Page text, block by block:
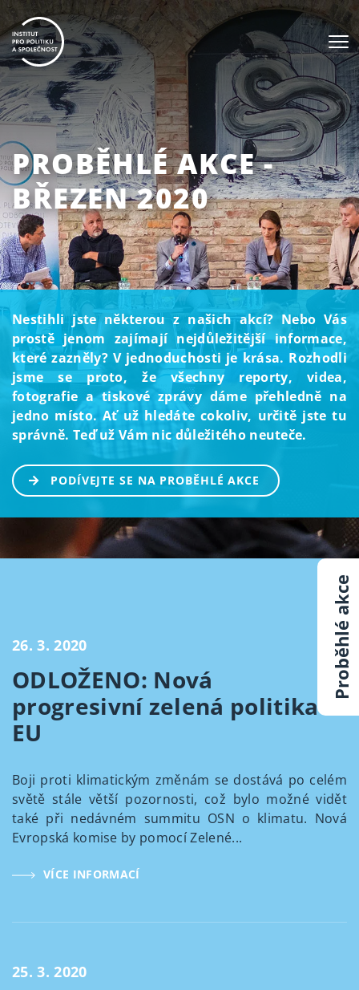
PROBĚHLÉ AKCE -
BŘEZEN 2020
Nestihli jste některou z našich akcí? Nebo Vás
prostě jenom zajímají nejdůležitější informace,
které zazněly? V jednoduchosti je krása. Rozhodli
jsme se proto, že všechny reporty, videa,
fotografie a tiskové zprávy dáme přehledně na
jedno místo. Ať už hledáte cokoliv, určitě jste tu
správně. Teď už Vám nic důležitého neuteče.
PODÍVEJTE SE NA PROBĚHLÉ AKCE
26. 3. 2020
ODLOŽENO: Nová
progresivní zelená politika
EU
Boji proti klimatickým změnám se dostává po celém
světě stále větší pozornosti, což bylo možné vidět
také při nedávném summitu OSN o klimatu. Nová
Evropská komise by pomocí Zelené...
VÍCE INFORMACÍ
25. 3. 2020
Proběhlé akce